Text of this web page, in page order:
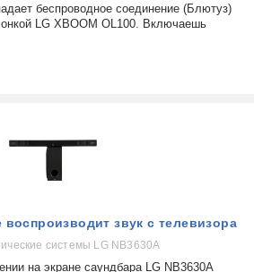
беспроводное соединение (Блютуз)
LG XBOOM OL100. Включаешь
звук с телевизора
системы LG NB3630A
на экране саундбара LG NB3630A